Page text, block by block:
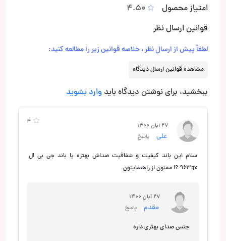
امتیاز محصول
4.50
قوانین ارسال نظر
لطفاً پیش از ارسال نظر ، خلاصه قوانین زیر را مطالعه کنید:
مشاهده قوانین ارسال دیدگاه
ببخشید، برای نوشتن دیدگاه باید وارد بشوید
4 27 آبان 1400
علی پاسخ
سلام این باند کیفیت و شفافیت صداش بهتره یا باند جی بی ال
۹۶۳gx ?! ممنون از راهنمایتون
27 آبان 1400
مقدم پاسخ
جنس صدای بهتری داره